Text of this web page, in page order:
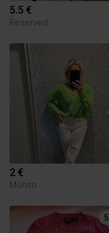
5.5 €
Reserved
2 €
Mohito
5